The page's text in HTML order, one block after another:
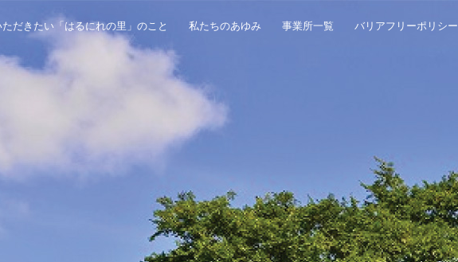
だきたい「はるにれの里」のこと 私たちのあゆみ 事業所一覧 バリアフリーポリシー